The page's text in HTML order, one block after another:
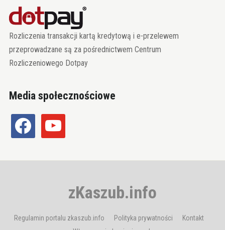
Rozliczenia transakcji kartą kredytową i e-przelewem
przeprowadzane są za pośrednictwem Centrum
Rozliczeniowego Dotpay
Media społecznościowe
facebook youtube
zKaszub.info
Regulamin portalu zkaszub.info Polityka prywatności
Kontakt